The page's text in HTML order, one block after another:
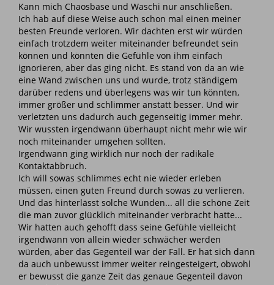
Kann mich Chaosbase und Waschi nur anschließen.
Ich hab auf diese Weise auch schon mal einen meiner
besten Freunde verloren. Wir dachten erst wir würden
einfach trotzdem weiter miteinander befreundet sein
können und könnten die Gefühle von ihm einfach
ignorieren, aber das ging nicht. Es stand von da an wie
eine Wand zwischen uns und wurde, trotz ständigem
darüber redens und überlegens was wir tun könnten,
immer größer und schlimmer anstatt besser. Und wir
verletzten uns dadurch auch gegenseitig immer mehr.
Wir wussten irgendwann überhaupt nicht mehr wie wir
noch miteinander umgehen sollten.
Irgendwann ging wirklich nur noch der radikale
Kontaktabbruch.
Ich will sowas schlimmes echt nie wieder erleben
müssen, einen guten Freund durch sowas zu verlieren.
Und das hinterlässt solche Wunden... all die schöne Zeit
die man zuvor glücklich miteinander verbracht hatte...
Wir hatten auch gehofft dass seine Gefühle vielleicht
irgendwann von allein wieder schwächer werden
würden, aber das Gegenteil war der Fall. Er hat sich dann
da auch unbewusst immer weiter reingesteigert, obwohl
er bewusst die ganze Zeit das genaue Gegenteil davon